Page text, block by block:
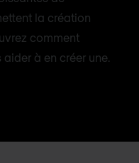
la création
comment
à en créer une.